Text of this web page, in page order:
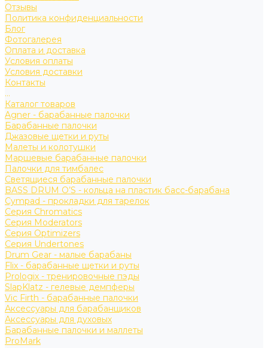
Отзывы
Политика конфиденциальности
Блог
Фотогалерея
Оплата и доставка
Условия оплаты
Условия доставки
Контакты
...
Каталог товаров
Agner - барабанные палочки
Барабанные палочки
Джазовые щетки и руты
Малеты и колотушки
Маршевые барабанные палочки
Палочки для тимбалес
Светящиеся барабанные палочки
BASS DRUM O’S - кольца на пластик басс-барабана
Cympad - прокладки для тарелок
Серия Chromatics
Серия Moderators
Серия Optimizers
Серия Undertones
Drum Gear - малые барабаны
Flix - барабанные щетки и руты
Prologix - тренировочные пэды
SlapKlatz - гелевые демпферы
Vic Firth - барабанные палочки
Аксессуары для барабанщиков
Аксессуары для духовых
Барабанные палочки и маллеты
ProMark